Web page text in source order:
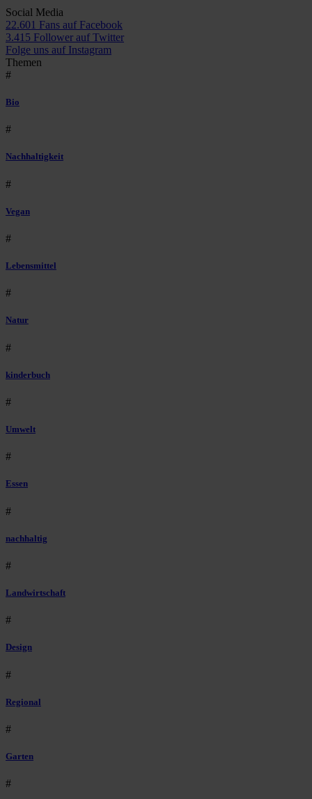
Social Media
22.601 Fans auf Facebook
3.415 Follower auf Twitter
Folge uns auf Instagram
Themen
#
Bio
#
Nachhaltigkeit
#
Vegan
#
Lebensmittel
#
Natur
#
kinderbuch
#
Umwelt
#
Essen
#
nachhaltig
#
Landwirtschaft
#
Design
#
Regional
#
Garten
#